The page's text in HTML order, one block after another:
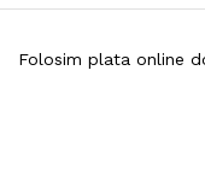
Folosim plata online